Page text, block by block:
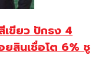
ขียว ปักธง 4
ยสินเชื่อโต 6% ชู